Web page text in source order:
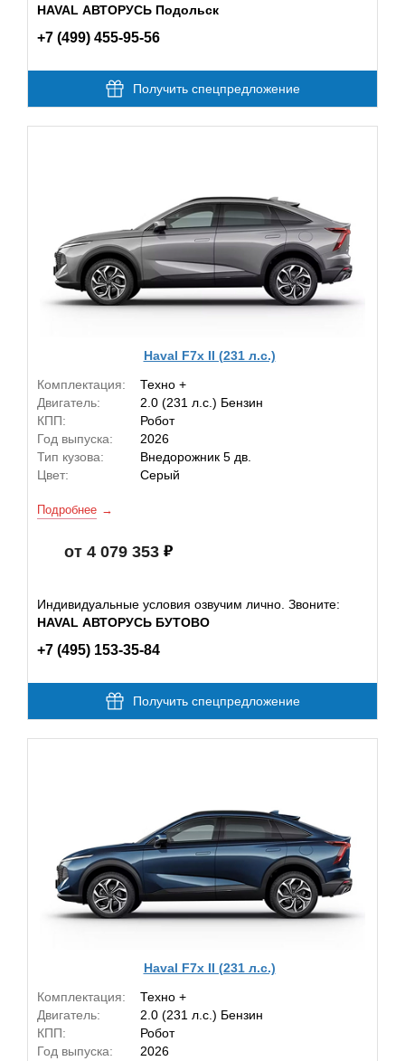
HAVAL АВТОРУСЬ Подольск
+7 (499) 455-95-56
Получить спецпредложение
Haval F7x II (231 л.с.)
Комплектация:
Техно +
Двигатель:
2.0 (231 л.с.) Бензин
КПП:
Робот
Год выпуска:
2026
Тип кузова:
Внедорожник 5 дв.
Цвет:
Серый
Подробнее
от 4 079 353
Индивидуальные условия озвучим лично. Звоните:
HAVAL АВТОРУСЬ БУТОВО
+7 (495) 153-35-84
Получить спецпредложение
Haval F7x II (231 л.с.)
Комплектация:
Техно +
Двигатель:
2.0 (231 л.с.) Бензин
КПП:
Робот
Год выпуска:
2026